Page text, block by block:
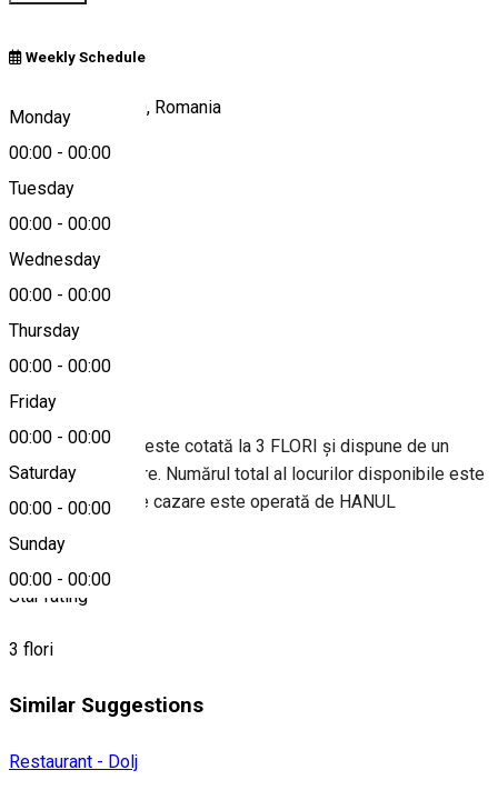
Weekly Schedule
Monday
00:00 - 00:00
Tuesday
00:00 - 00:00
Wednesday
00:00 - 00:00
Thursday
00:00 - 00:00
Friday
00:00 - 00:00
Saturday
00:00 - 00:00
Sunday
00:00 - 00:00
Ghercești 207280, Romania
Map
About
Unitatea turistică este cotată la 3 FLORI și dispune de un
număr de 9 camere. Numărul total al locurilor disponibile este
de 21. Unitatea de cazare este operată de HANUL
Star rating
3 flori
Similar Suggestions
Restaurant - Dolj